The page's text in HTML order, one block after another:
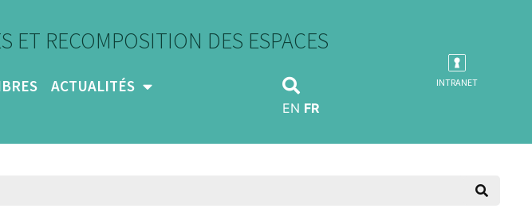
ET RECOMPOSITION DES ESPACES
ACTUALITÉS
EN FR
INTRANET